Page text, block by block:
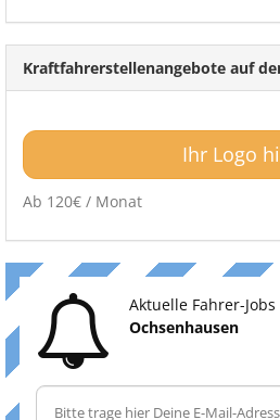
Kraftfahrerstellenangebote auf
Ihr Logo
Ab 120€ / Monat
Aktuelle Fahrer-
Ochsenhausen